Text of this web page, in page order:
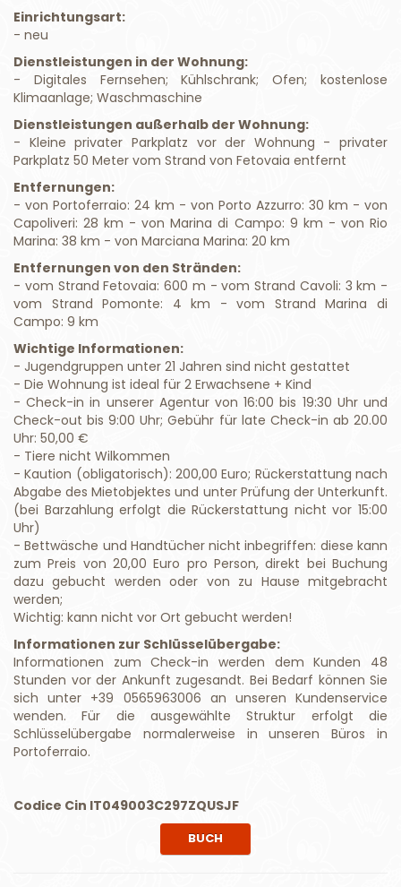
Einrichtungsart:
- neu
Dienstleistungen in der Wohnung:
- Digitales Fernsehen; Kühlschrank; Ofen; kostenlose
Klimaanlage; Waschmaschine
Dienstleistungen außerhalb der Wohnung:
- Kleine privater Parkplatz vor der Wohnung - privater
Parkplatz 50 Meter vom Strand von Fetovaia entfernt
Entfernungen:
- von Portoferraio: 24 km - von Porto Azzurro: 30 km - von
Capoliveri: 28 km - von Marina di Campo: 9 km - von Rio
Marina: 38 km - von Marciana Marina: 20 km
Entfernungen von den Stränden:
- vom Strand Fetovaia: 600 m - vom Strand Cavoli: 3 km -
vom Strand Pomonte: 4 km - vom Strand Marina di
Campo: 9 km
Wichtige Informationen:
- Jugendgruppen unter 21 Jahren sind nicht gestattet
- Die Wohnung ist ideal für 2 Erwachsene + Kind
- Check-in in unserer Agentur von 16:00 bis 19:30 Uhr und
Check-out bis 9:00 Uhr; Gebühr für late Check-in ab 20.00
Uhr: 50,00 €
- Tiere nicht Wilkommen
- Kaution (obligatorisch): 200,00 Euro; Rückerstattung nach
Abgabe des Mietobjektes und unter Prüfung der Unterkunft.
(bei Barzahlung erfolgt die Rückerstattung nicht vor 15:00
Uhr)
- Bettwäsche und Handtücher nicht inbegriffen: diese kann
zum Preis von 20,00 Euro pro Person, direkt bei Buchung
dazu gebucht werden oder von zu Hause mitgebracht
werden;
Wichtig: kann nicht vor Ort gebucht werden!
Informationen zur Schlüsselübergabe:
Informationen zum Check-in werden dem Kunden 48
Stunden vor der Ankunft zugesandt. Bei Bedarf können Sie
sich unter +39 0565963006 an unseren Kundenservice
wenden. Für die ausgewählte Struktur erfolgt die
Schlüsselübergabe normalerweise in unseren Büros in
Portoferraio.
Codice Cin IT049003C297ZQUSJF
BUCH